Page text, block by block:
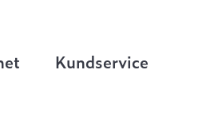
Kundservice